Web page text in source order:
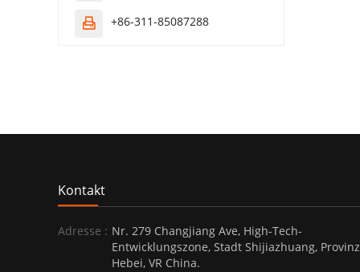
 +86-311-85087288
Kontakt
Adresse : Nr. 279 Changjiang Ave, High-Tech-
Entwicklungszone, Stadt Shijiazhuang, Provinz
Hebei, VR China.